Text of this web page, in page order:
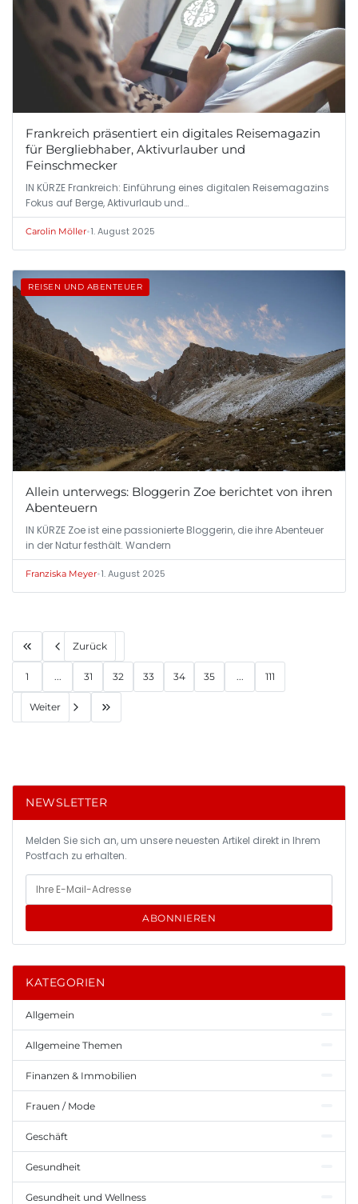
Frankreich präsentiert ein digitales Reisemagazin
für Bergliebhaber, Aktivurlauber und
Feinschmecker
IN KÜRZE Frankreich: Einführung eines digitalen Reisemagazins
Fokus auf Berge, Aktivurlaub und…
Carolin Möller•1. August 2025
REISEN UND ABENTEUER
Allein unterwegs: Bloggerin Zoe berichtet von ihren
Abenteuern
IN KÜRZE Zoe ist eine passionierte Bloggerin, die ihre Abenteuer
in der Natur festhält. Wandern
Franziska Meyer•1. August 2025
Zurück
1 ... 31 32 33 34 35 ... 111
Weiter
NEWSLETTER
Melden Sie sich an, um unsere neuesten Artikel direkt in Ihrem
Postfach zu erhalten.
ABONNIEREN
KATEGORIEN
Allgemein
Allgemeine Themen
Finanzen & Immobilien
Frauen / Mode
Geschäft
Gesundheit
Gesundheit und Wellness